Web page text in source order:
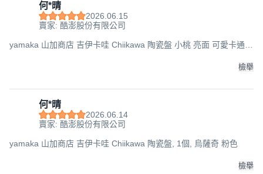
何*晴
2026.06.15
賣家: 酷澎股份有限公司
yamaka 山加商店 吉伊卡哇 Chiikawa 陶瓷盤 小桃 亮面 可愛卡通,
檢舉
何*晴
2026.06.14
賣家: 酷澎股份有限公司
yamaka 山加商店 吉伊卡哇 Chiikawa 陶瓷盤, 1個, 烏薩奇 粉色
檢舉